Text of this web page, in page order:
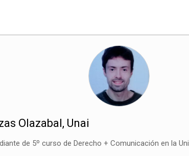
Olazabal, Unai
de 5º curso de Derecho + Comunicación en la